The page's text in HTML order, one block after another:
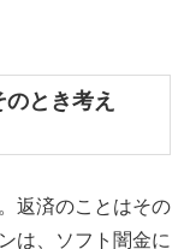
とき考え
返済のことはその
は、ソフト闇金に